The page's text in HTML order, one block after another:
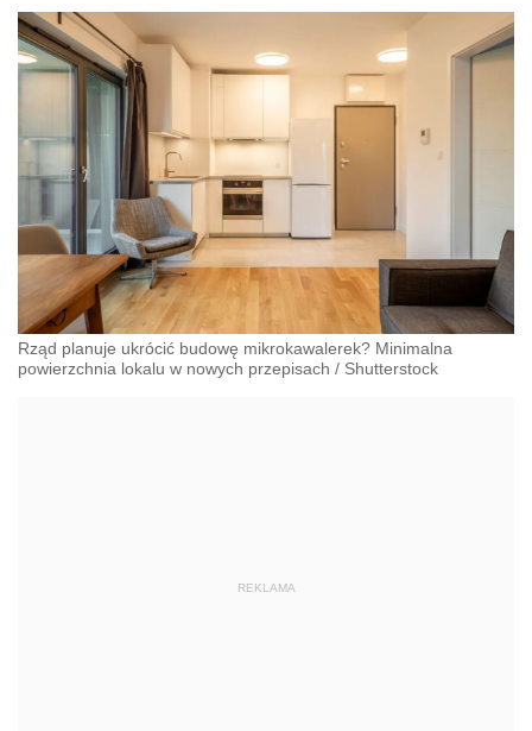
Rząd planuje ukrócić budowę mikrokawalerek? Minimalna
powierzchnia lokalu w nowych przepisach / Shutterstock